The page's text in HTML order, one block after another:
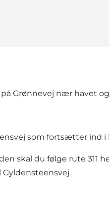
Grønnevej nær havet
som fortsætter ind
skal du følge rute 311